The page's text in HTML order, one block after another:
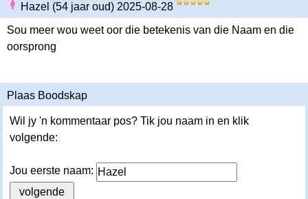
Hazel (54 jaar oud) 2025-08-28
Sou meer wou weet oor die betekenis van die Naam en die
oorsprong
Plaas Boodskap
Wil jy 'n kommentaar pos? Tik jou naam in en klik
volgende:
Jou eerste naam: